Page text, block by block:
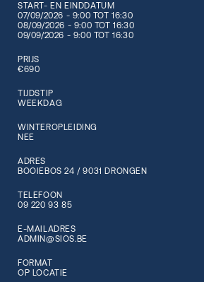
START- EN EINDDATUM
07/09/2026 - 9:00 TOT 16:30
08/09/2026 - 9:00 TOT 16:30
09/09/2026 - 9:00 TOT 16:30
PRIJS
€690
TIJDSTIP
WEEKDAG
WINTEROPLEIDING
NEE
ADRES
BOOIEBOS 24 / 9031 DRONGEN
TELEFOON
09 220 93 85
E-MAILADRES
ADMIN@SIOS.BE
FORMAT
OP LOCATIE